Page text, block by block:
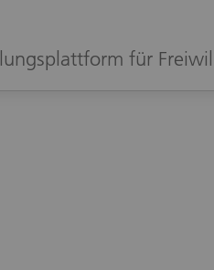
für